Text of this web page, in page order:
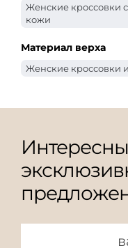
Женские кроссовки
кожи
Материал верха
Женские кроссовки